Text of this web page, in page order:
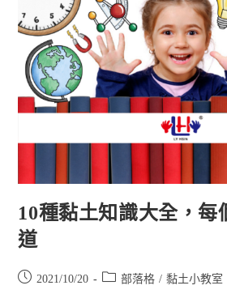
10種黏土知識大全，每
道
2021/10/20 部落格 / 黏土小教室